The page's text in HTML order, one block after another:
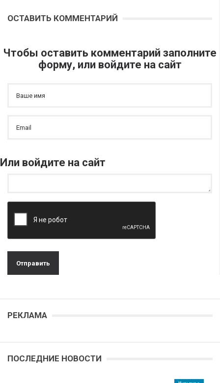
ОСТАВИТЬ КОММЕНТАРИЙ
Чтобы оставить комментарий заполните
форму, или войдите на сайт
Или войдите на сайт
РЕКЛАМА
ПОСЛЕДНИЕ НОВОСТИ